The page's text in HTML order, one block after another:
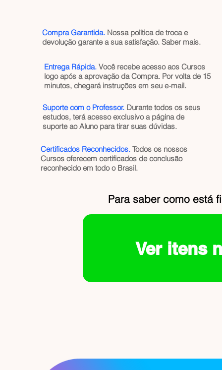
Compra Garantida. Nossa política de troca e
devolução garante a sua satisfação. Saber mais.
Entrega Rápida. Você recebe acesso aos Cursos
logo após a aprovação da Compra. Por volta de 15
minutos, chegará instruções em seu e-mail.
Suporte com o Professor. Durante todos os seus
estudos, terá acesso exclusivo a página de
suporte ao Aluno para tirar suas dúvidas.
Certificados Reconhecidos. Todos os nossos
Cursos oferecem certificados de conclusão
reconhecido em todo o Brasil.
Para saber como está
Ver itens